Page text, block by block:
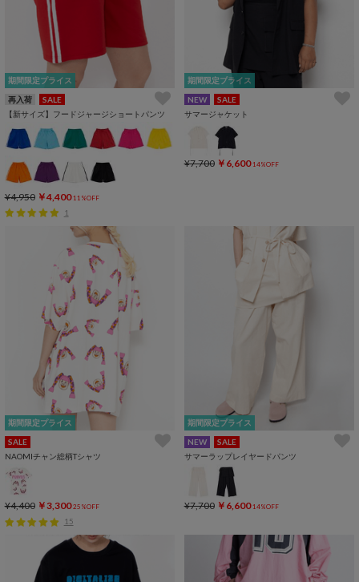
期間限定プライス
再入荷
SALE
【新サイズ】フードジャージショートパンツ
¥4,950 ￥4,400 11%OFF
1
期間限定プライス
NEW
SALE
サマージャケット
¥7,700 ￥6,600 14%OFF
期間限定プライス
SALE
NAOMIチャン総柄Tシャツ
¥4,400 ￥3,300 25%OFF
15
期間限定プライス
NEW
SALE
サマーラップレイヤードパンツ
¥7,700 ￥6,600 14%OFF